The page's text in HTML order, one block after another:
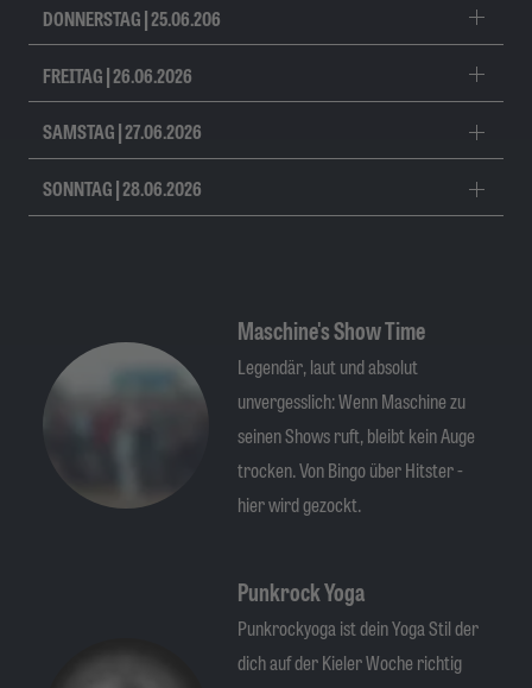
DONNERSTAG | 25.06.206
FREITAG | 26.06.2026
SAMSTAG | 27.06.2026
SONNTAG | 28.06.2026
Maschine's Show Time
Legendär, laut und absolut
unvergesslich: Wenn Maschine zu
seinen Shows ruft, bleibt kein Auge
trocken. Von Bingo über Hitster -
hier wird gezockt.
Punkrock Yoga
Punkrockyoga ist dein Yoga Stil der
dich auf der Kieler Woche richtig